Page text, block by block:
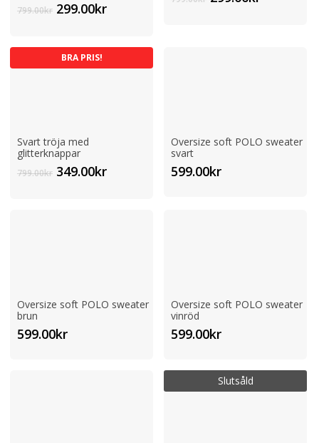
799.00kr Det
var:
799.00kr.
299.00krDet
299.00kr.
BRA PRIS!
Svart tröja med
glitterknappar
799.00kr Det
349.00krDet
Oversize soft POLO sweater
svart
599.00kr
Oversize soft POLO sweater
brun
599.00kr
Oversize soft POLO sweater
vinröd
599.00kr
Slutsåld